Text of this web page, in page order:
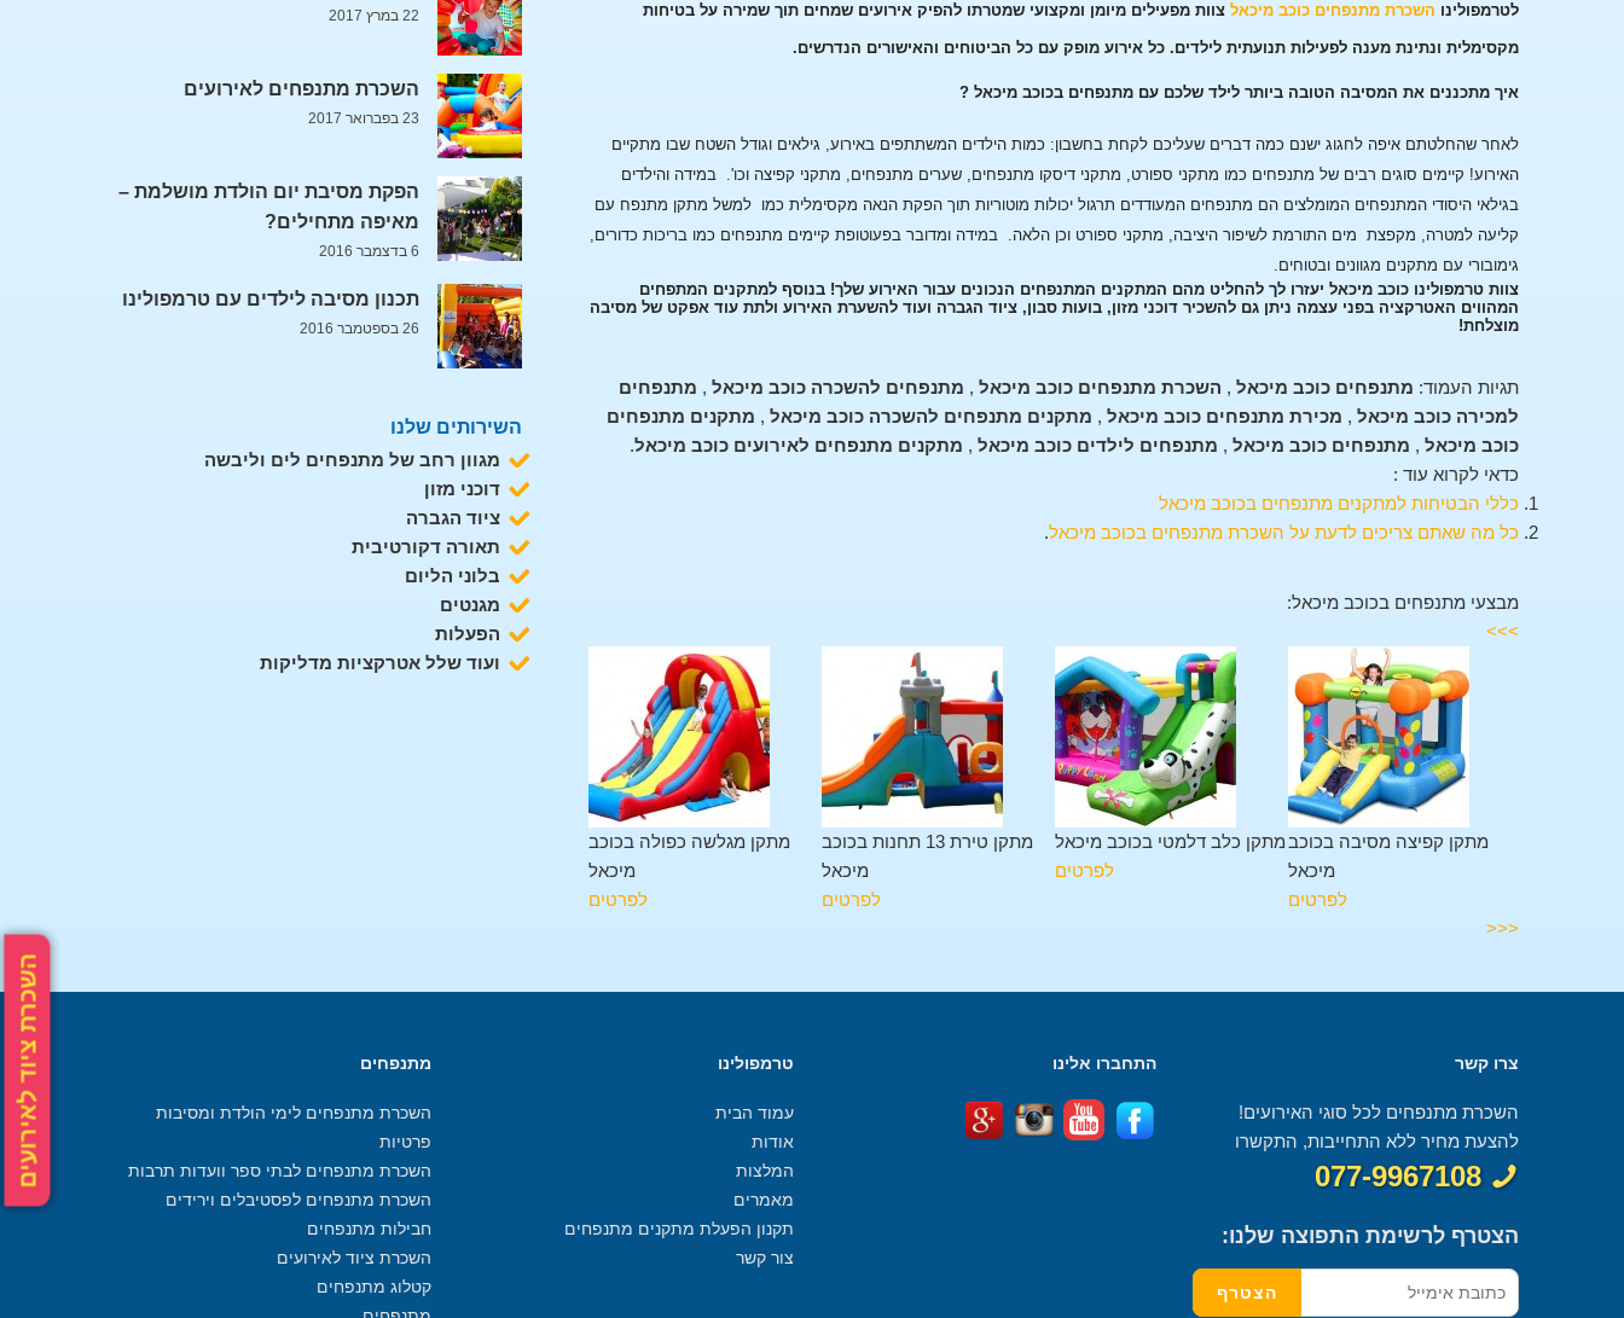
השכרת ציוד לאירועים
לטרמפולינו השכרת מתנפחים כוכב מיכאל צוות מפעילים מיומן ומקצועי שמטרתו להפיק אירועים שמחים תוך שמירה על בטיחות
מקסימלית ונתינת מענה לפעילות תנועתית לילדים. כל אירוע מופק עם כל הביטוחים והאישורים הנדרשים.
איך מתכננים את המסיבה הטובה ביותר לילד שלכם עם מתנפחים בכוכב מיכאל ?
לאחר שהחלטתם איפה לחגוג ישנם כמה דברים שעליכם לקחת בחשבון: כמות הילדים המשתתפים באירוע, גילאים וגודל השטח שבו מתקיים
האירוע! קיימים סוגים רבים של מתנפחים כמו מתקני ספורט, מתקני דיסקו מתנפחים, שערים מתנפחים, מתקני קפיצה וכו'. במידה והילדים
בגילאי היסודי המתנפחים המומלצים הם מתנפחים המעודדים תרגול יכולות מוטוריות תוך הפקת הנאה מקסימלית כמו למשל מתקן מתנפח עם
קליעה למטרה, מקפצת מים התורמת לשיפור היציבה, מתקני ספורט וכן הלאה. במידה ומדובר בפעוטופת קיימים מתנפחים כמו בריכות כדורים,
גימובורי עם מתקנים מגוונים ובטוחים.
צוות טרמפולינו כוכב מיכאל יעזרו לך להחליט מהם המתקנים המתנפחים הנכונים עבור האירוע שלך! בנוסף למתקנים המתפחים
המהווים האטרקציה בפני עצמה ניתן גם להשכיר דוכני מזון, בועות סבון, ציוד הגברה ועוד להשערת האירוע ולתת עוד אפקט של מסיבה
מוצלחת!
תגיות העמוד: מתנפחים כוכב מיכאל , השכרת מתנפחים כוכב מיכאל , מתנפחים להשכרה כוכב מיכאל , מתנפחים
למכירה כוכב מיכאל , מכירת מתנפחים כוכב מיכאל , מתקנים מתנפחים להשכרה כוכב מיכאל , מתקנים מתנפחים
כוכב מיכאל , מתנפחים כוכב מיכאל , מתנפחים לילדים כוכב מיכאל , מתקנים מתנפחים לאירועים כוכב מיכאל.
כדאי לקרוא עוד :
כללי הבטיחות למתקנים מתנפחים בכוכב מיכאל
כל מה שאתם צריכים לדעת על השכרת מתנפחים בכוכב מיכאל.
מבצעי מתנפחים בכוכב מיכאל:
>>>
מתקן מגלשה כפולה בכוכב
מיכאל
לפרטים
מתקן טירת 13 תחנות בכוכב
מיכאל
לפרטים
מתקן כלב דלמטי בכוכב מיכאל
לפרטים
מתקן קפיצה מסיבה בכוכב
מיכאל
לפרטים
<<<
22 במרץ 2017
השכרת מתנפחים לאירועים
23 בפברואר 2017
הפקת מסיבת יום הולדת מושלמת –
מאיפה מתחילים?
6 בדצמבר 2016
תכנון מסיבה לילדים עם טרמפולינו
26 בספטמבר 2016
השירותים שלנו
מגוון רחב של מתנפחים לים וליבשה
דוכני מזון
ציוד הגברה
תאורה דקורטיבית
בלוני הליום
מגנטים
הפעלות
ועוד שלל אטרקציות מדליקות
צרו קשר
השכרת מתנפחים לכל סוגי האירועים!
להצעת מחיר ללא התחייבות, התקשרו
077-9967108
הצטרף לרשימת התפוצה שלנו:
התחברו אלינו טרמפולינו
עמוד הבית
אודות
המלצות
מאמרים
תקנון הפעלת מתקנים מתנפחים
צור קשר
מתנפחים
השכרת מתנפחים לימי הולדת ומסיבות
פרטיות
השכרת מתנפחים לבתי ספר וועדות תרבות
השכרת מתנפחים לפסטיבלים וירידים
חבילות מתנפחים
השכרת ציוד לאירועים
קטלוג מתנפחים